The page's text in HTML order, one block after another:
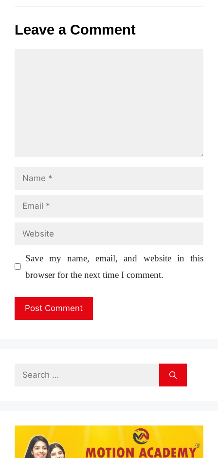
Leave a Comment
Name
Email
Website
Save my name, email, and website in this
browser for the next time I comment.
Search